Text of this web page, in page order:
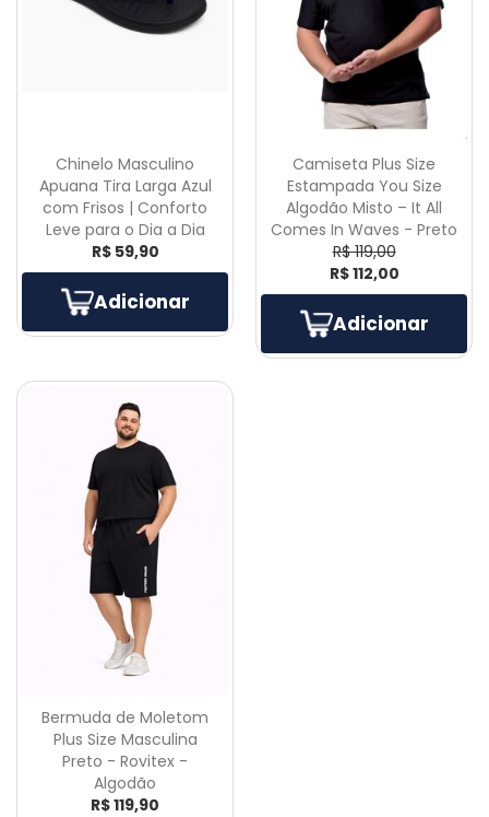
Chinelo Masculino
Apuana Tira Larga Azul
com Frisos | Conforto
Leve para o Dia a Dia
R$ 59,90
Adicionar
Camiseta Plus Size
Estampada You Size
Algodão Misto – It All
Comes In Waves - Preto
R$ 119,00
R$ 112,00
Adicionar
Bermuda de Moletom
Plus Size Masculina
Preto - Rovitex -
Algodão
R$ 119,90